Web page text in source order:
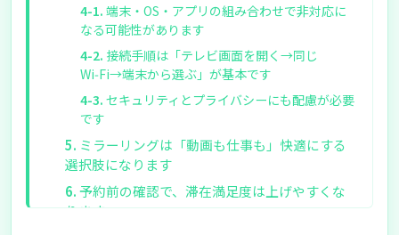
端末・OS・アプリの組み合わせで非対応に
なる可能性があります
接続手順は「テレビ画面を開く→同じ
Wi‑Fi→端末から選ぶ」が基本です
セキュリティとプライバシーにも配慮が必要
です
ミラーリングは「動画も仕事も」快適にする
選択肢になります
予約前の確認で、滞在満足度は上げやすくな
ります